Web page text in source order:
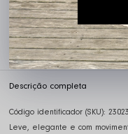
Descrição completa
Código identificador (SKU): 23023
Leve, elegante e com